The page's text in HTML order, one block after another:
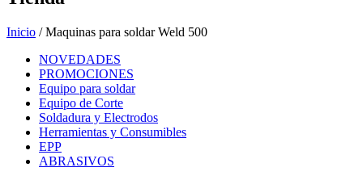
Inicio / Maquinas para soldar Weld 500
NOVEDADES
PROMOCIONES
Equipo para soldar
Equipo de Corte
Soldadura y Electrodos
Herramientas y Consumibles
EPP
ABRASIVOS